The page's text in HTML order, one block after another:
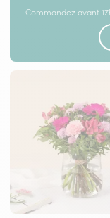
Commandez avant